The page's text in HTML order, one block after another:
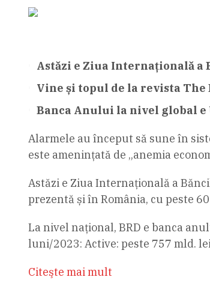
Astăzi e Ziua Internațională a
Vine și topul de la revista
Banca Anului la nivel global
Alarmele au început să sune în
este ameninţată de „anemia
Astăzi e Ziua Internațională a
prezentă și în România, cu peste
La nivel național, BRD e banca
luni/2023: Active: peste 757 mld.
Citeşte mai mult